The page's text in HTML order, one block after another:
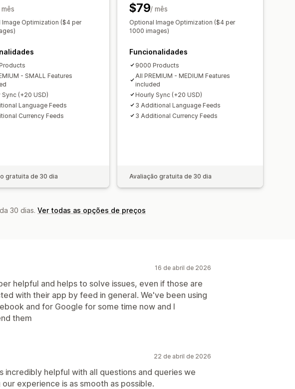
Seleção de produtos
de feeds Vários formatos
Image Optimization ($4 per
- SMALL Features
Sync (+20 USD)
Language Feeds
Currency Feeds
gratuita de 30 dia
$79/ mês
Optional Image Optimization ($4 per
1000 images)
Funcionalidades
9000 Products
All PREMIUM - MEDIUM Features
included
Hourly Sync (+20 USD)
3 Additional Language Feeds
3 Additional Currency Feeds
Avaliação gratuita de 30 dia
30 dias. Ver todas as opções de preços
16 de abril de 2026
helpful and helps to solve issues, even if those are
with their app by feed in general. We've been using
and for Google for some time now and I
them
22 de abril de 2026
incredibly helpful with all questions and queries we
experience is as smooth as possible.